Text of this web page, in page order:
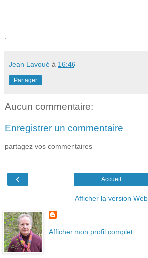
.
Jean Lavoué à 16:46
Partager
Aucun commentaire:
Enregistrer un commentaire
partagez vos commentaires
‹ Accueil
Afficher la version Web
Afficher mon profil complet